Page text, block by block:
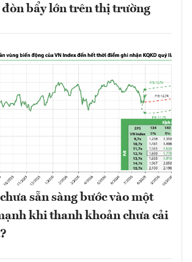
đòn bẩy lớn trên thị trường
sẵn sàng bước vào một
khi thanh khoản chưa cải